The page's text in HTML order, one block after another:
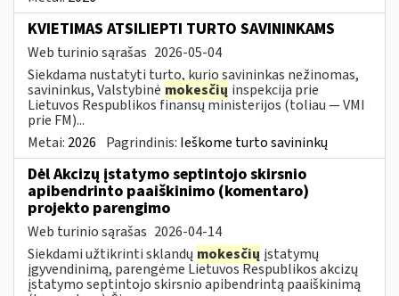
KVIETIMAS ATSILIEPTI TURTO SAVININKAMS
Web turinio sąrašas 2026-05-04
Siekdama nustatyti turto, kurio savininkas nežinomas,
savininkus, Valstybinė mokesčių inspekcija prie
Lietuvos Respublikos finansų ministerijos (toliau — VMI
prie FM)...
Metai: 2026 Pagrindinis: Ieškome turto savininkų
Dėl Akcizų įstatymo septintojo skirsnio
apibendrinto paaiškinimo (komentaro)
projekto parengimo
Web turinio sąrašas 2026-04-14
Siekdami užtikrinti sklandų mokesčių įstatymų
įgyvendinimą, parengėme Lietuvos Respublikos akcizų
įstatymo septintojo skirsnio apibendrintą paaiškinimą